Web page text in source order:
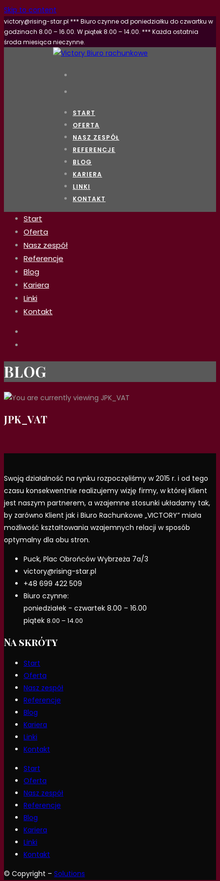
Skip to content
victory@rising-star.pl *** Biuro czynne od poniedziałku do czwartku w
godzinach 8.00 – 16.00. W piątek 8.00 – 14.00. *** Każda ostatnia
środa miesiąca nieczynne.
START
OFERTA
NASZ ZESPÓŁ
REFERENCJE
BLOG
KARIERA
LINKI
KONTAKT
Start
Oferta
Nasz zespół
Referencje
Blog
Kariera
Linki
Kontakt
BLOG
JPK_VAT
Swoją działalność na rynku rozpoczęliśmy w 2015 r. i od tego
czasu konsekwentnie realizujemy wizję firmy, w której Klient
jest naszym partnerem, a wzajemne stosunki układamy tak,
by zarówno Klient jak i Biuro Rachunkowe „VICTORY” miała
możliwość kształtowania wzajemnych relacji w sposób
optymalny dla obu stron.
Puck, Plac Obrońców Wybrzeża 7a/3
victory@rising-star.pl
+48 699 422 509
Biuro czynne:
poniedziałek - czwartek 8.00 – 16.00
piątek 8.00 – 14.00
Na skróty
Start
Oferta
Nasz zespół
Referencje
Blog
Kariera
Linki
Kontakt
Start
Oferta
Nasz zespół
Referencje
Blog
Kariera
Linki
Kontakt
© Copyright – Solutions